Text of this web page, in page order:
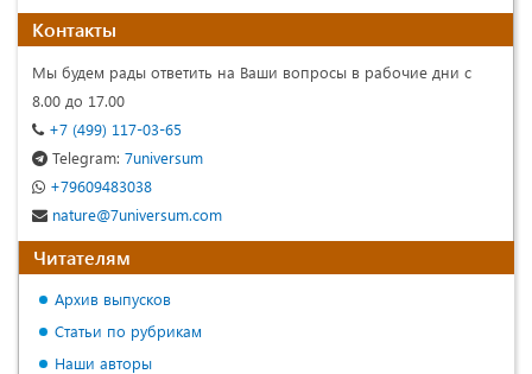
Контакты
Мы будем рады ответить на Ваши вопросы в рабочие дни с
8.00 до 17.00
+7 (499) 117-03-65
Telegram: 7universum
+79609483038
nature@7universum.com
Читателям
Архив выпусков
Статьи по рубрикам
Наши авторы